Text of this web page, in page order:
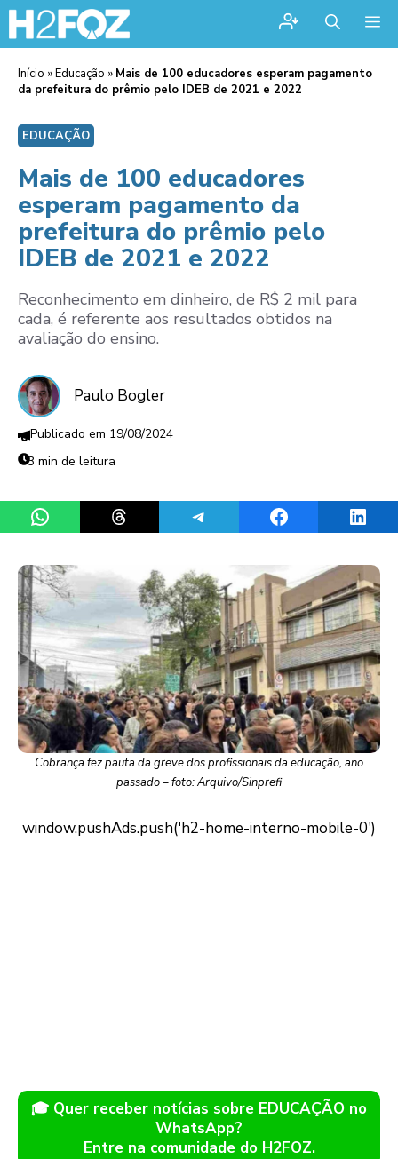
Início »Educação » Mais de 100 educadores esperam pagamento
da prefeitura do prêmio pelo IDEB de 2021 e 2022
EDUCAÇÃO
Mais de 100 educadores
esperam pagamento da
prefeitura do prêmio pelo
IDEB de 2021 e 2022
Reconhecimento em dinheiro, de R$ 2 mil para
cada, é referente aos resultados obtidos na
avaliação do ensino.
Paulo Bogler
19/08/2024
3 min de leitura
Share on WhatsAppShare on ThreadsShare on TelegramShare on Facebook
Cobrança fez pauta da greve dos profissionais da educação, ano
passado – foto: Arquivo/Sinprefi
🎓 Quer receber notícias sobre EDUCAÇÃO no
WhatsApp?
Entre na comunidade do H2FOZ.